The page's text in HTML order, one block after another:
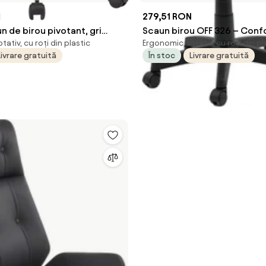
de birou pivotant, gri
curbat și textil
cu roți din plastic
gratuită
279,51 RON
Scaun birou OFF 326 –
ergonomic, design simplu,
textilă, negru
Ergonomic, rotativ, cu roți din
În stoc
Livrare gratuită